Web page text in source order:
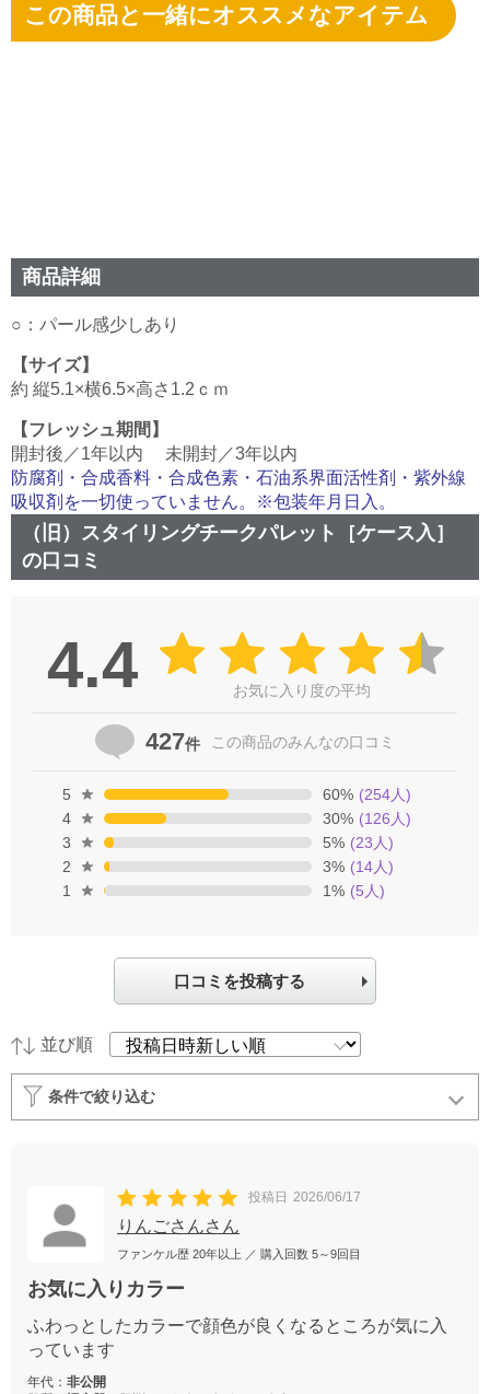
この商品と一緒にオススメなアイテム
商品詳細
○：パール感少しあり
【サイズ】
約 縦5.1×横6.5×高さ1.2ｃｍ
【フレッシュ期間】
開封後／1年以内 未開封／3年以内
防腐剤・合成香料・合成色素・石油系界面活性剤・紫外線
吸収剤を一切使っていません。※包装年月日入。
（旧）スタイリングチークパレット［ケース入］
の口コミ
4.4 お気に入り度の平均
427件 この商品のみんなの口コミ
5 60% (254人)
4
30% (126 人)
3
5% (23 人)
2
3% (14人)
1
1% (5 人)
口コミを投稿する
並び順
条件で絞り込む
投稿日 2026/06/17
りんごさんさん
ファンケル歴 20年以上 ／ 購入回数 5～9回目
お気に入りカラー
ふわっとしたカラーで顔色が良くなるところが気に入
っています
年代： 非公開